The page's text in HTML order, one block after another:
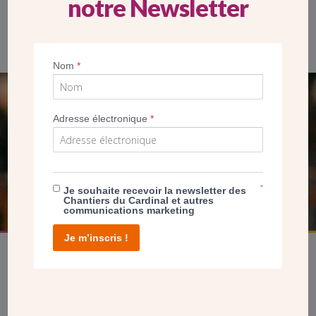
SEUL VOTRE DON
NOUS PERMET D’AGIR
FAIRE UN DON
notre Newsletter
Nom*
Adresse électronique*
Je souhaite recevoir la newsletter des
Chantiers du Cardinal et autres
communications marketing
*
Je m’inscris !